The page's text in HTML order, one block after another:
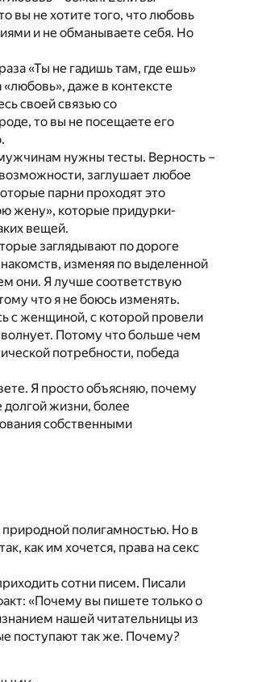
вы не хотите того, что любовь
и не обманываете себя. Но
«Ты не гадишь там, где ешь»
даже в контексте
своей связью со
то вы не посещаете его
нужны тесты. Верность –
заглушает любое
парни проходят это
жену», которые придурки-
вещей.
заглядывают по дороге
изменяя по выделенной
они. Я лучше соответствую
что я не боюсь изменять.
с женщиной, с которой провели
Потому что больше чем
потребности, победа
Я просто объясняю, почему
жизни, более
собственными
полигамностью. Но в
как им хочется, права на секс
сотни писем. Писали
«Почему вы пишете только о
нашей читательницы из
поступают так же. Почему?